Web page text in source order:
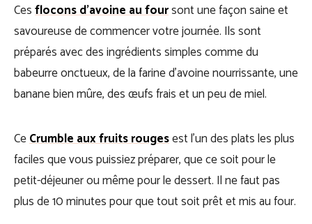
Cesflocons d’avoine au foursont une façon saine et
savoureuse de commencer votre journée. Ils sont
préparés avec des ingrédients simples comme du
babeurre onctueux, de la farine d’avoine nourrissante, une
banane bien mûre, des œufs frais et un peu de miel.
CeCrumble aux fruits rougesest l’un des plats les plus
faciles que vous puissiez préparer, que ce soit pour le
petit-déjeuner ou même pour le dessert. Il ne faut pas
plus de 10 minutes pour que tout soit prêt et mis au four.